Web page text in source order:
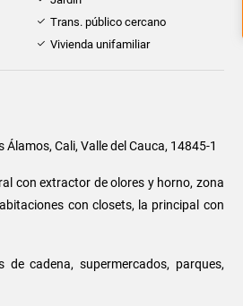
Trans. público cercano
Vivienda unifamiliar
Álamos, Cali, Valle del Cauca, 14845-1
con extractor de olores y horno, zona
con closets, la principal con
de cadena, supermercados, parques,